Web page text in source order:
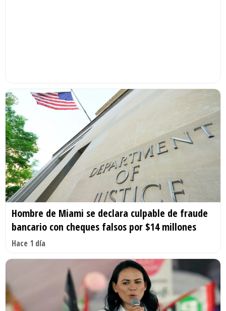
Hombre de Miami se declara culpable de fraude
bancario con cheques falsos por $14 millones
Hace 1 día